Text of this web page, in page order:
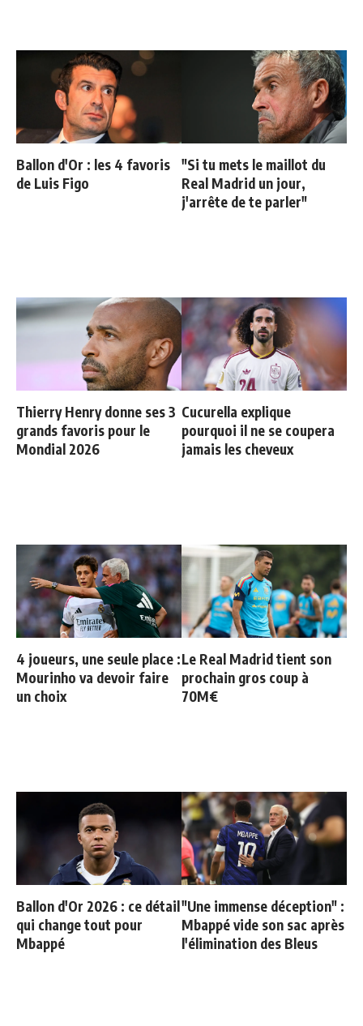
Ballon d'Or : les 4 favoris
de Luis Figo
"Si tu mets le maillot du
Real Madrid un jour,
j'arrête de te parler"
Thierry Henry donne ses 3
grands favoris pour le
Mondial 2026
Cucurella explique
pourquoi il ne se coupera
jamais les cheveux
4 joueurs, une seule place :
Mourinho va devoir faire
un choix
Le Real Madrid tient son
prochain gros coup à
70M€
Ballon d'Or 2026 : ce détail
qui change tout pour
Mbappé
"Une immense déception" :
Mbappé vide son sac après
l'élimination des Bleus